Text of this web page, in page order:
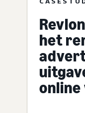
het
online